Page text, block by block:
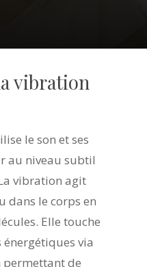
vibration
le son et ses
au niveau subtil
vibration agit
dans le corps en
Elle touche
via
permettant de